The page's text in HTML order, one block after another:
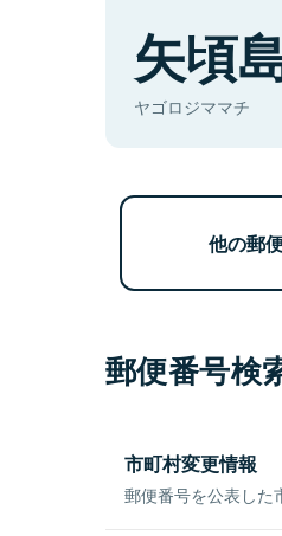
矢頃
ヤゴロジママチ
他の郵
郵便番号検
市町村変更情報
郵便番号を公表した